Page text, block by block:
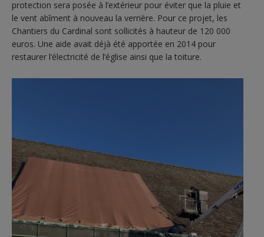
protection sera posée à l’extérieur pour éviter que la pluie et
le vent abîment à nouveau la verrière. Pour ce projet, les
Chantiers du Cardinal sont sollicités à hauteur de 120 000
euros. Une aide avait déjà été apportée en 2014 pour
restaurer l’électricité de l’église ainsi que la toiture.